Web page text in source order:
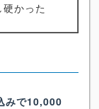
かった
みで10,000